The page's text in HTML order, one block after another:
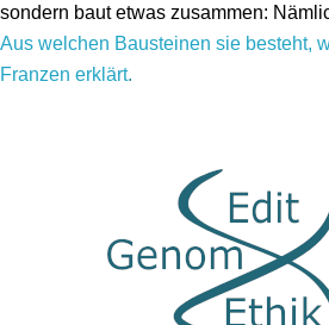
sondern baut etwas zusammen:
Aus welchen Bausteinen sie besteht,
Franzen erklärt.